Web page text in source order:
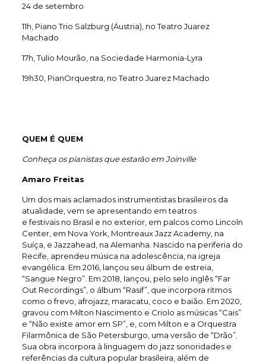
24 de setembro
11h, Piano Trio Salzburg (Áustria), no Teatro Juarez
Machado
17h, Tulio Mourão, na Sociedade Harmonia-Lyra
19h30, PianOrquestra, no Teatro Juarez Machado
QUEM É QUEM
Conheça os pianistas que estarão em Joinville
Amaro Freitas
Um dos mais aclamados instrumentistas brasileiros da
atualidade, vem se apresentando em teatros
e festivais no Brasil e no exterior, em palcos como Lincoln
Center, em Nova York, Montreaux Jazz Academy, na
Suíça, e Jazzahead, na Alemanha. Nascido na periferia do
Recife, aprendeu música na adolescência, na igreja
evangélica. Em 2016, lançou seu álbum de estreia,
“Sangue Negro”. Em 2018, lançou, pelo selo inglês “Far
Out Recordings”, o álbum “Rasif”, que incorpora ritmos
como o frevo, afrojazz, maracatu, coco e baião. Em 2020,
gravou com Milton Nascimento e Criolo as músicas “Cais”
e “Não existe amor em SP”, e, com Milton e a Orquestra
Filarmônica de São Petersburgo, uma versão de “Drão”.
Sua obra incorpora à linguagem do jazz sonoridades e
referências da cultura popular brasileira, além de